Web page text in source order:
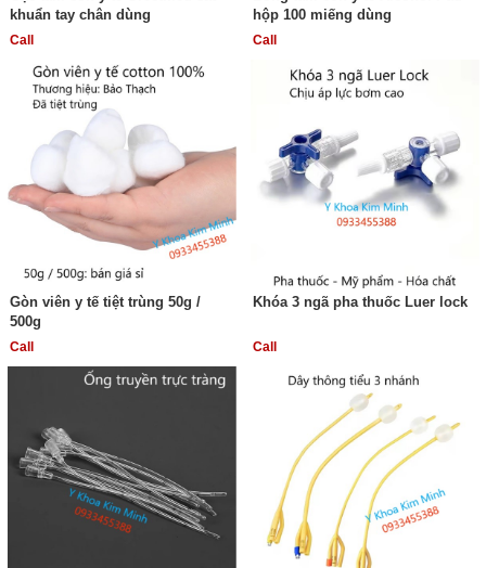
khuẩn tay chân dùng
Call
hộp 100 miếng dùng
Call
Gòn viên y tế tiệt trùng 50g /
500g
Call
Khóa 3 ngã pha thuốc Luer lock
Call